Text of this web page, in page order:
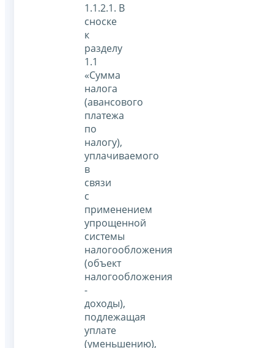
1.1.2.1. В
сноске
к
разделу
1.1
«Сумма
налога
(авансового
платежа
по
налогу),
уплачиваемого
в
связи
с
применением
упрощенной
системы
налогообложения
(объект
налогообложения
-
доходы),
подлежащая
уплате
(уменьшению),